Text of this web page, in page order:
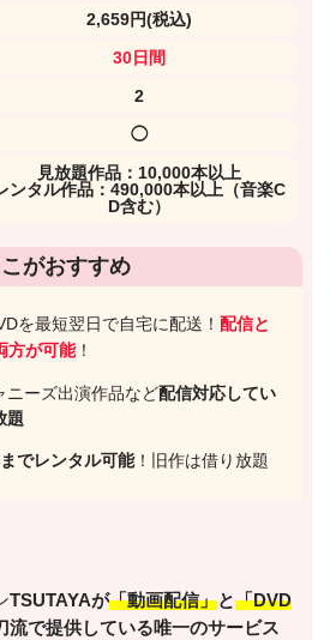
2,659円(税込)
30日間
2
◯
⾒放題作品：10,000本以上
ンタル作品：490,000本以上（音楽C
D含む）
がおすすめ
を最短翌日で自宅に配送！配信と
方が可能！
ニーズ出演作品など配信対応してい
題
でレンタル可能！旧作は借り放題
TSUTAYAが「動画配信」と「DVD
流で提供している唯一のサービス